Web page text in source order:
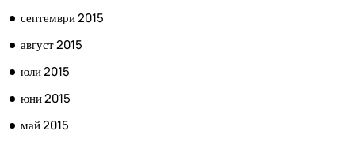
септември 2015
август 2015
юли 2015
юни 2015
май 2015